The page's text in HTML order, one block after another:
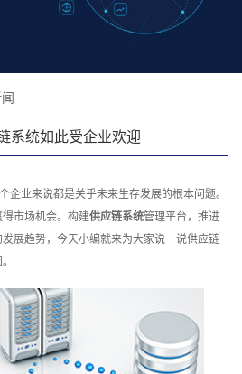
系统如此受企业欢迎
企业来说都是关乎未来生存发展的根本问题。
市场机会。构建供应链系统‍管理平台，推进
展趋势，今天小编就来为大家说一说供应链